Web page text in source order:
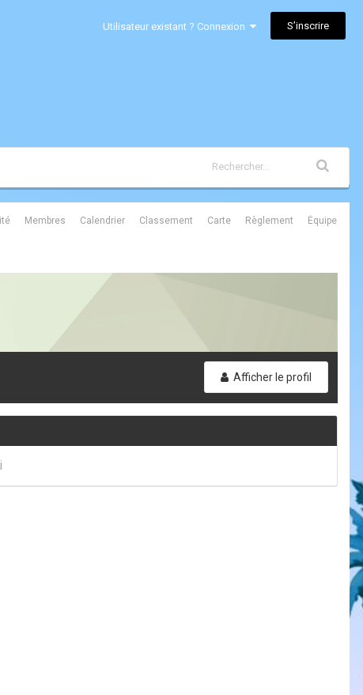
Utilisateur existant ? Connexion S’inscrire
Membres Calendrier Classement Carte Règlement Équipe
Afficher le profil